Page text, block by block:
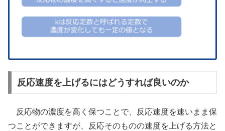
反応速度を上げるにはどうすれば良いのか
反応物の濃度を高く保つことで、反応速度を速いまま保
つことができますが、反応そのものの速度を上げる方法と